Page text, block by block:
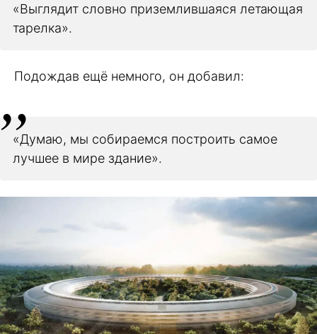
«Выглядит словно приземлившаяся летающая
тарелка».
Подождав ещё немного, он добавил:
«Думаю, мы собираемся построить самое
лучшее в мире здание».